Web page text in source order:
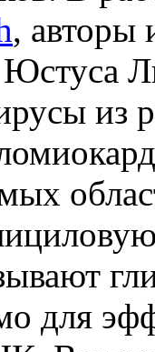
, авторы
Юстуса
из
для